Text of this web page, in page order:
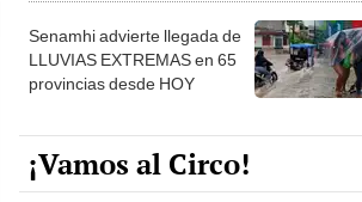
Senamhi advierte llegada de
LLUVIAS EXTREMAS en 65
provincias desde HOY
¡Vamos al Circo!